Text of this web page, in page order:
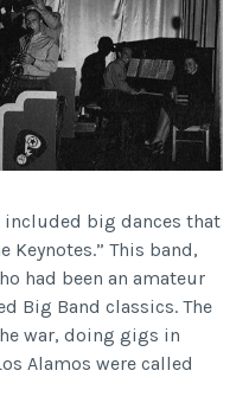
included big dances that
Keynotes.” This band,
had been an amateur
Big Band classics. The
war, doing gigs in
Alamos were called